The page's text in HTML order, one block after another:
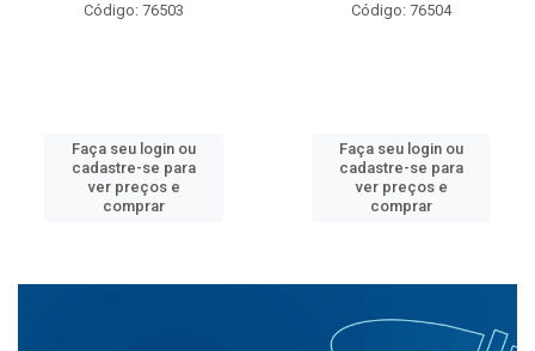
Código: 76503
Faça seu login ou
cadastre-se para
ver preços e
comprar
Código: 76504
Faça seu login ou
cadastre-se para
ver preços e
comprar